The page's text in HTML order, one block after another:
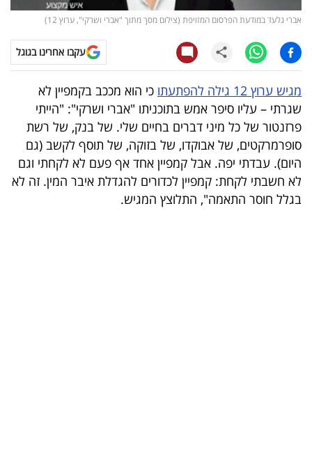
ויראלי
טלוויזיה
עסקי
ספורט
קריירה
ולימודים
מינויים
אברי גלעד במודעת הפרסום המזויפת (צילום מסך מתוך "אברי ושרקי", ערוץ 12)
עקבו אחרינו בגוגל
מגיש ערוץ 12 גילה להפתעתו
כי הוא מככב בקמפיין לא
שגרתי – עליו סיפר אמש בתוכניתו "אברי ושרקי": "הייתי
פרזנטור של כל מיני דברים בחיים שלי. של בנק, של רשת
סופרמרקטים, של אבוקדו, של בזוקה, של תוסף לקשב (גם
היום). עבדתי יפה. אבל קמפיין אחד אף פעם לא לקחתי וגם
לא חשבתי לקחת: קמפיין לכדורים להגדלת איבר המין. זה לא
בגלל חוסר התאמה", התלוצץ המגיש.